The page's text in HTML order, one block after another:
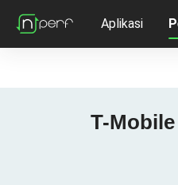
Aplikasi
T-